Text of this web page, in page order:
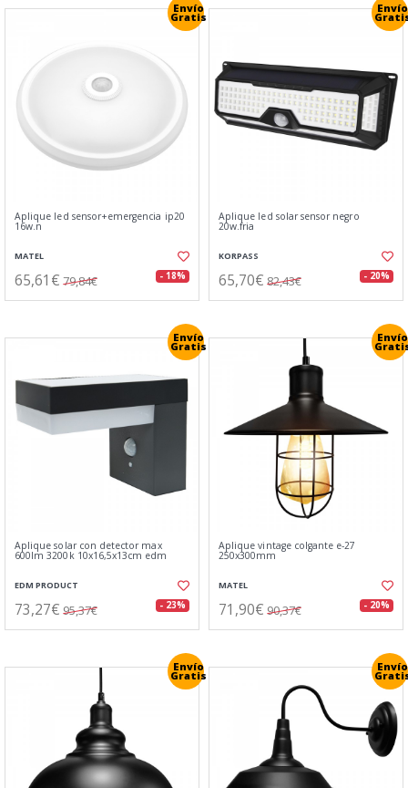
Envío
Gratis
Aplique led sensor+emergencia ip20
16w.n
MATEL
65,61€ 79,84€ - 18%
Envío
Aplique led solar sensor negro
20w.fria
KORPASS
65,70€ 82,43€ - 20%
Envío
Gratis
Aplique solar con detector max
600lm 3200k 10x16,5x13cm edm
EDM PRODUCT
73,27€ 95,37€ - 23%
Envío
Aplique vintage colgante e-27
250x300mm
MATEL
71,90€ 90,37€ - 20%
Envío
Gratis
Envío